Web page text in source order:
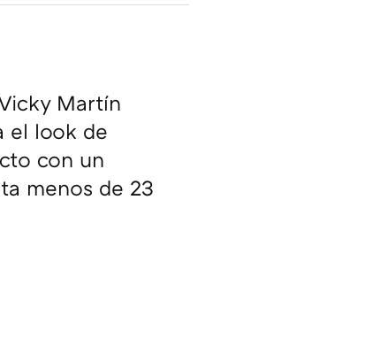
Martín
el look de
con un
menos de 23